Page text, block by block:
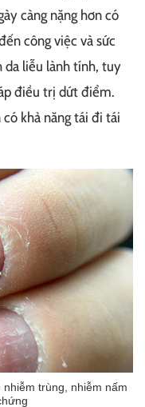
càng nặng hơn có
công việc và sức
da liễu lành tính, tuy
điều trị dứt điểm.
khả năng tái đi tái
trùng, nhiễm nấm